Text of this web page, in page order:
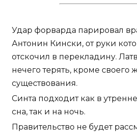
Удар форварда парировал
Антонин Кински, от руки
отскочил в перекладину.
нечего терять, кроме своего
существования.
Синта подходит как в
сна, так и на ночь.
Правительство не будет